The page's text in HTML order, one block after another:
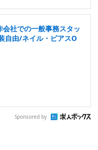
会社での一般事務スタッ
自由/ネイル・ピアスO
Sponsored by